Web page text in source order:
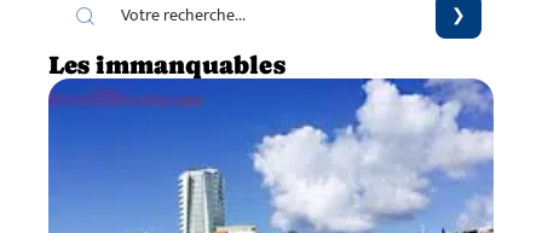
Les immanquables